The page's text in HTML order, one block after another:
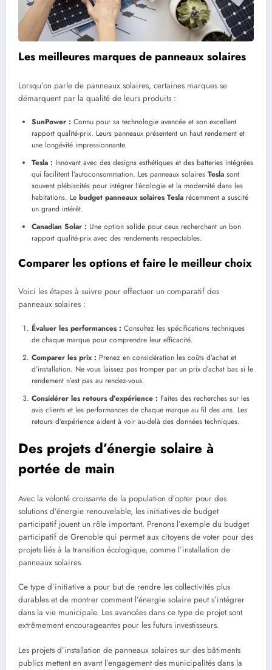
Les meilleures marques de panneaux solaires
Lorsqu’on parle de panneaux solaires, certaines marques se
démarquent par la qualité de leurs produits :
SunPower : Connu pour sa technologie avancée et son excellent
rapport qualité-prix. Leurs panneaux présentent un haut rendement et
une longévité impressionnante.
Tesla : Innovant avec des designs esthétiques et des batteries intégrées
qui facilitent l’autoconsommation. Les panneaux solaires Tesla sont
souvent plébiscités pour intégrer l’écologie et la modernité dans les
habitations. Le budget panneaux solaires Tesla récemment a suscité
un grand intérêt.
Canadian Solar : Une option solide pour ceux recherchant un bon
rapport qualité-prix avec des rendements respectables.
Comparer les options et faire le meilleur choix
Voici les étapes à suivre pour effectuer un comparatif des
panneaux solaires :
Évaluer les performances : Consultez les spécifications techniques
de chaque marque pour comprendre leur efficacité.
Comparer les prix : Prenez en considération les coûts d’achat et
d’installation. Ne vous laissez pas tromper par un prix d’achat bas si le
rendement n’est pas au rendez-vous.
Considérer les retours d’expérience : Faites des recherches sur les
avis clients et les performances de chaque marque au fil des ans. Les
retours d’expérience aident à voir au-delà des données techniques.
Des projets d’énergie solaire à
portée de main
Avec la volonté croissante de la population d’opter pour des
solutions d’énergie renouvelable, les initiatives de budget
participatif jouent un rôle important. Prenons l’exemple du budget
participatif de Grenoble qui permet aux citoyens de voter pour des
projets liés à la transition écologique, comme l’installation de
panneaux solaires.
Ce type d’initiative a pour but de rendre les collectivités plus
durables et de montrer comment l’énergie solaire peut s’intégrer
dans la vie municipale. Les avancées dans ce type de projet sont
extrêmement encourageantes pour les futurs investisseurs.
Les projets d’installation de panneaux solaires sur des bâtiments
publics mettent en avant l’engagement des municipalités dans la